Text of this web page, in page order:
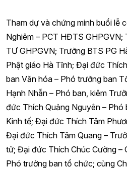
Tham dự và chứng minh buổi lễ
Nghiêm – PCT HĐTS GHPGVN;
TƯ GHPGVN; Trưởng BTS PG
Phật giáo Hà Tĩnh; Đại đức
ban Văn hóa – Phó trưởng ban
Hạnh Nhẫn – Phó ban, kiêm
đức Thích Quảng Nguyên – Phó
Kinh tế; Đại đức Thích Tâm
Đại đức Thích Tâm Quang –
tử; Đại đức Thích Chúc Cường –
Phó trưởng ban tổ chức; cùng